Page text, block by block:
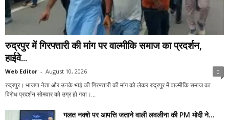
रुद्रपुर में गिरफ्तारी की मांग पर वाल्मीकि समाज का प्रदर्शन,
हाईवे...
Web Editor - August 10, 2026 0
रुद्रपुर। भाजपा नेता और उनके भाई की गिरफ्तारी की मांग को लेकर रुद्रपुर में वाल्मीकि समाज का
विरोध प्रदर्शन सोमवार को उग्र हो गया।...
गलत नक्शे पर आपत्ति जताने वाली लवलीना की PM मोदी ने...